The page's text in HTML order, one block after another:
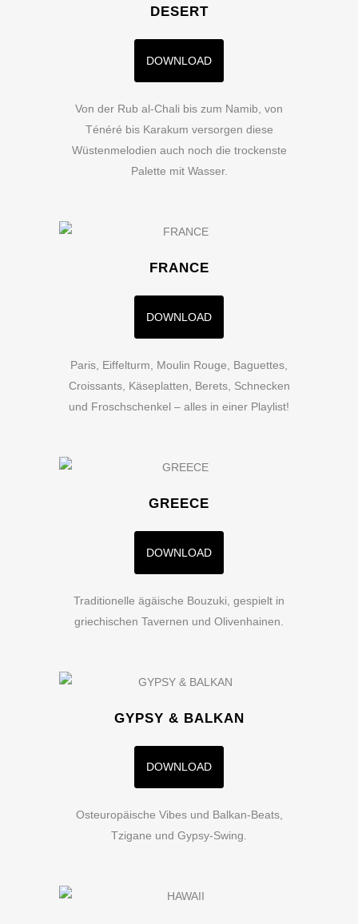
DESERT
DOWNLOAD
Von der Rub al-Chali bis zum Namib, von
Ténéré bis Karakum versorgen diese
Wüstenmelodien auch noch die trockenste
Palette mit Wasser.
FRANCE
DOWNLOAD
Paris, Eiffelturm, Moulin Rouge, Baguettes,
Croissants, Käseplatten, Berets, Schnecken
und Froschschenkel – alles in einer Playlist!
GREECE
DOWNLOAD
Traditionelle ägäische Bouzuki, gespielt in
griechischen Tavernen und Olivenhainen.
GYPSY & BALKAN
DOWNLOAD
Osteuropäische Vibes und Balkan-Beats,
Tzigane und Gypsy-Swing.